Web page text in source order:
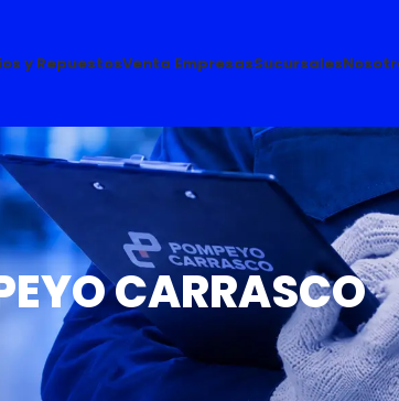
y RepuestosVenta EmpresasSucursales
CARRASCO